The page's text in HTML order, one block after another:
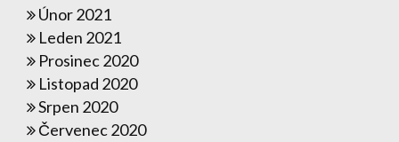
Únor 2021
Leden 2021
Prosinec 2020
Listopad 2020
Srpen 2020
Červenec 2020